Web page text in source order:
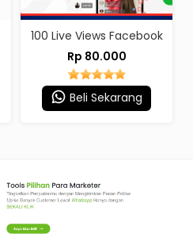
100 Live Views Facebook
Rp 80.000
Beli Sekarang